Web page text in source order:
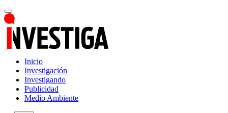
Inicio
Investigación
Investigando
Publicidad
Medio Ambiente